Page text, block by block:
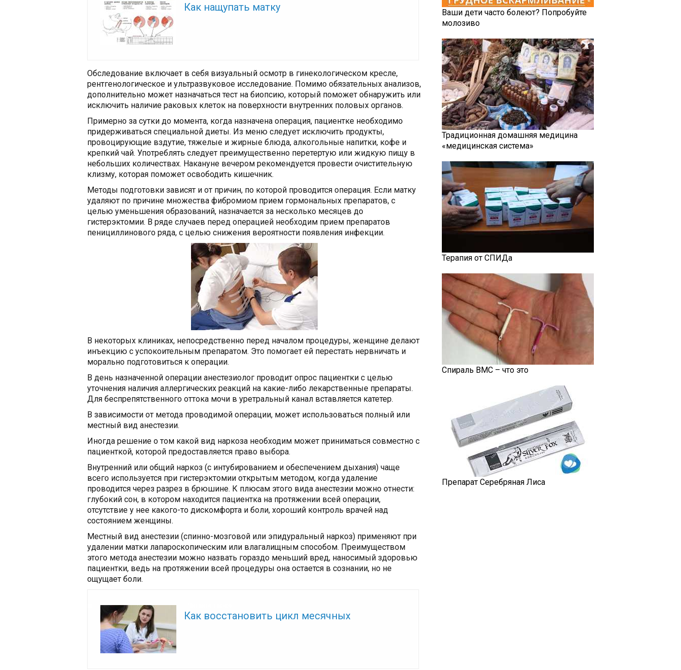
Как нащупать матку
Обследование включает в себя визуальный осмотр в гинекологическом кресле,
рентгенологическое и ультразвуковое исследование. Помимо обязательных анализов,
дополнительно может назначаться тест на биопсию, который поможет обнаружить или
исключить наличие раковых клеток на поверхности внутренних половых органов.
Примерно за сутки до момента, когда назначена операция, пациентке необходимо
придерживаться специальной диеты. Из меню следует исключить продукты,
провоцирующие вздутие, тяжелые и жирные блюда, алкогольные напитки, кофе и
крепкий чай. Употреблять следует преимущественно перетертую или жидкую пищу в
небольших количествах. Накануне вечером рекомендуется провести очистительную
клизму, которая поможет освободить кишечник.
Методы подготовки зависят и от причин, по которой проводится операция. Если матку
удаляют по причине множества фибромиом прием гормональных препаратов, с
целью уменьшения образований, назначается за несколько месяцев до
гистерэктомии. В ряде случаев перед операцией необходим прием препаратов
пенициллинового ряда, с целью снижения вероятности появления инфекции.
В некоторых клиниках, непосредственно перед началом процедуры, женщине делают
инъекцию с успокоительным препаратом. Это помогает ей перестать нервничать и
морально подготовиться к операции.
В день назначенной операции анестезиолог проводит опрос пациентки с целью
уточнения наличия аллергических реакций на какие-либо лекарственные препараты.
Для беспрепятственного оттока мочи в уретральный канал вставляется катетер.
В зависимости от метода проводимой операции, может использоваться полный или
местный вид анестезии.
Иногда решение о том какой вид наркоза необходим может приниматься совместно с
пациенткой, которой предоставляется право выбора.
Внутренний или общий наркоз (с интубированием и обеспечением дыхания) чаще
всего используется при гистерэктомии открытым методом, когда удаление
проводится через разрез в брюшине. К плюсам этого вида анестезии можно отнести:
глубокий сон, в котором находится пациентка на протяжении всей операции,
отсутствие у нее какого-то дискомфорта и боли, хороший контроль врачей над
состоянием женщины.
Местный вид анестезии (спинно-мозговой или эпидуральный наркоз) применяют при
удалении матки лапароскопическим или влагалищным способом. Преимуществом
этого метода анестезии можно назвать гораздо меньший вред, наносимый здоровью
пациентки, ведь на протяжении всей процедуры она остается в сознании, но не
ощущает боли.
Как восстановить цикл месячных
Ваши дети часто болеют? Попробуйте
молозиво
Традиционная домашняя медицина
«медицинская система»
Терапия от СПИДа
Спираль ВМС – что это
Препарат Серебряная Лиса